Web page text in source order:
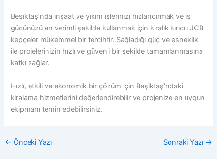
Beşiktaş’nda inşaat ve yıkım işlerinizi hızlandırmak ve iş
gücünüzü en verimli şekilde kullanmak için kiralık kırıcılı JCB
kepçeler mükemmel bir tercihtir. Sağladığı güç ve esneklik
ile projelerinizin hızlı ve güvenli bir şekilde tamamlanmasına
katkı sağlar.
Hızlı, etkili ve ekonomik bir çözüm için Beşiktaş’ndaki
kiralama hizmetlerini değerlendirebilir ve projenize en uygun
ekipmanı temin edebilirsiniz.
← Önceki Yazı Sonraki Yazı →